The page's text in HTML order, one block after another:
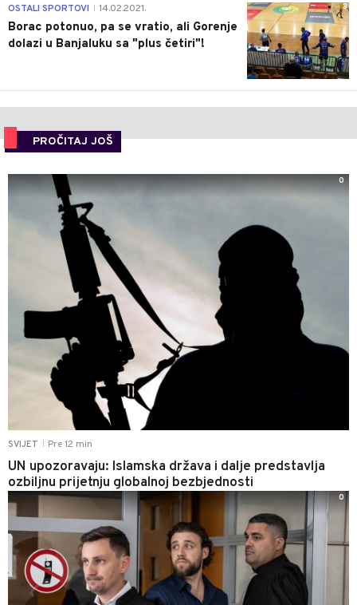
3
OSTALI SPORTOVI 14.02.2021.
Borac potonuo, pa se vratio, ali Gorenje
dolazi u Banjaluku sa "plus četiri"!
PROČITAJ JOŠ
SVIJET Pre 12 min
UN upozoravaju: Islamska država i dalje predstavlja
ozbiljnu prijetnju globalnoj bezbjednosti
0
0